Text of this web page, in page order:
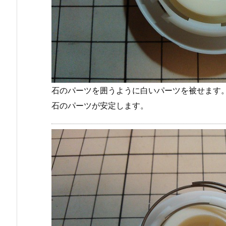
石のパーツを囲うように白いパーツを被せます
石のパーツが安定します。